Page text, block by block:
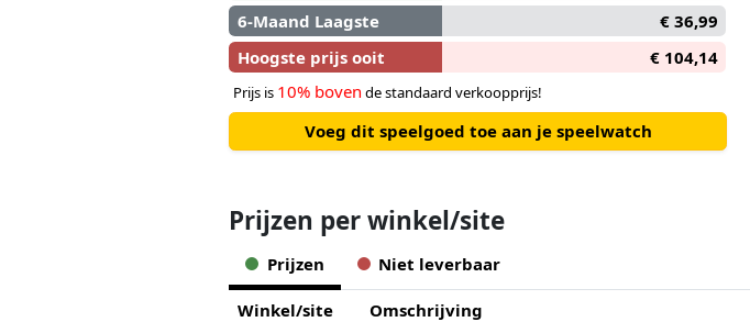
6-Maand Laagste
€ 36,99
Hoogste prijs ooit
€ 104,14
Prijs is 10% boven de standaard verkoopprijs!
Voeg dit speelgoed toe aan je speelwatch
Prijzen per winkel/site
Prijzen Niet leverbaar
Winkel/site Omschrijving